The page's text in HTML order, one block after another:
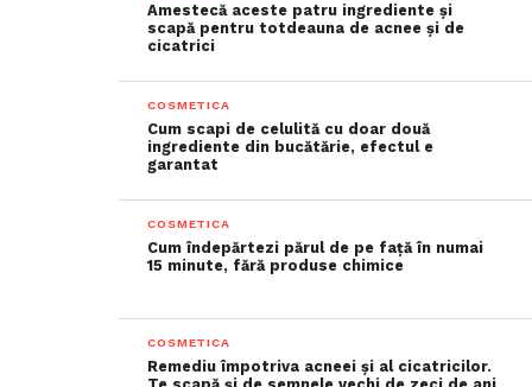
Amestecă aceste patru ingrediente și
scapă pentru totdeauna de acnee și de
cicatrici
COSMETICA
Cum scapi de celulită cu doar două
ingrediente din bucătărie, efectul e
garantat
COSMETICA
Cum îndepărtezi părul de pe față în numai
15 minute, fără produse chimice
COSMETICA
Remediu împotriva acneei și al cicatricilor.